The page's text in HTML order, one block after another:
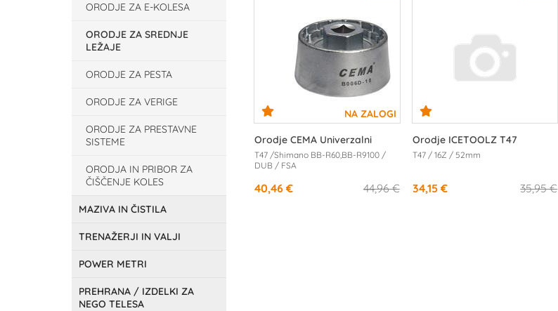
ORODJE ZA E-KOLESA
ORODJE ZA SREDNJE
LEŽAJE
ORODJE ZA PESTA
ORODJE ZA VERIGE
ORODJE ZA PRESTAVNE
SISTEME
ORODJA IN PRIBOR ZA
ČIŠČENJE KOLES
MAZIVA IN ČISTILA
TRENAŽERJI IN VALJI
POWER METRI
PREHRANA / IZDELKI ZA
NEGO TELESA
Orodje CEMA Univerzalni
T47 /Shimano BB-R60,BB-R9100 /
DUB / FSA
44,96 €
40,46 €
Orodje ICETOOLZ T47
T47 / 16Z / 52mm
35,95 €
34,15 €